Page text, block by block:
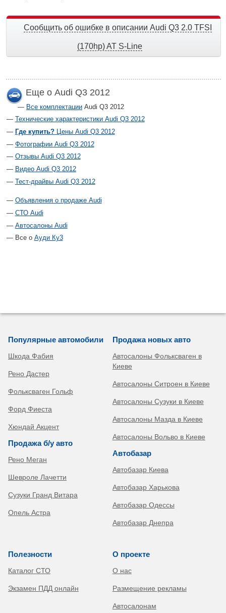
Сообщить об ошибке в описании Audi Q3 2.0 TFSI
(170hp) AT S-Line
Еще о Audi Q3 2012
Все комплектации Audi Q3 2012
Технические характеристики Audi Q3 2012
Где купить?Цены Audi Q3 2012
Фотографии Audi Q3 2012
Отзывы Audi Q3 2012
Видео Audi Q3 2012
Тест-драйвы Audi Q3 2012
Объявления о продаже Audi
СТО Audi
Автосалоны Audi
Все о Ауди Ку3
Популярные автомобили
Шкода Фабия
Рено Дастер
Фольксваген Гольф
Форд Фиеста
Хюндай Акцент
Продажа б/у авто
Рено Меган
Шевроле Лачетти
Сузуки Гранд Витара
Опель Астра
Продажа новых авто
Автосалоны Фольксваген в
Киеве
Автосалоны Ситроен в Киеве
Автосалоны Сузуки в Киеве
Автосалоны Мазда в Киеве
Автосалоны Вольво в Киеве
Автобазар
Автобазар Киева
Автобазар Харькова
Автобазар Одессы
Автобазар Днепра
Полезности
Каталог СТО
Экзамен ПДД онлайн
О проекте
О нас
Размещение рекламы
Автосалонам